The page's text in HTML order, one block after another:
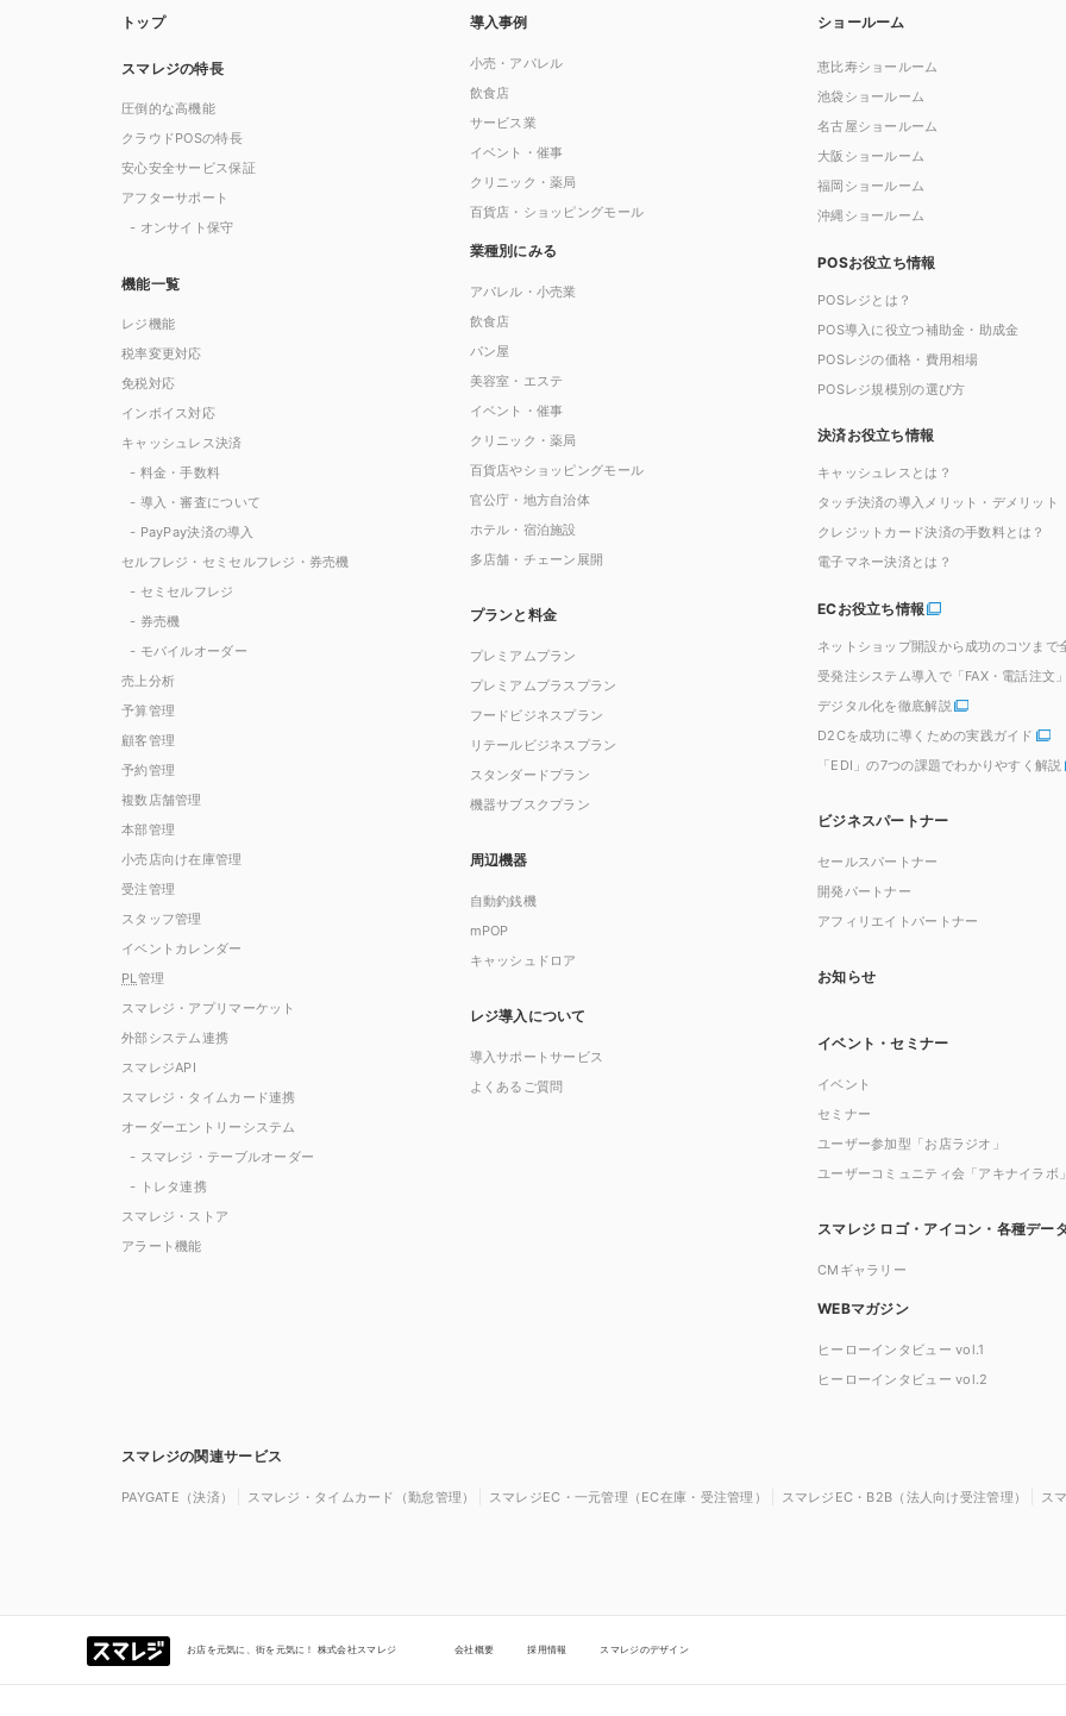
トップ
スマレジの特長
圧倒的な高機能
クラウドPOSの特長
安心安全サービス保証
アフターサポート
- オンサイト保守
機能一覧
レジ機能
税率変更対応
免税対応
インボイス対応
キャッシュレス決済
- 料金・手数料
- 導入・審査について
- PayPay決済の導入
セルフレジ・セミセルフレジ・券売機
- セミセルフレジ
- 券売機
- モバイルオーダー
売上分析
予算管理
顧客管理
予約管理
複数店舗管理
本部管理
小売店向け在庫管理
受注管理
スタッフ管理
イベントカレンダー
PL管理
スマレジ・アプリマーケット
外部システム連携
スマレジAPI
スマレジ・タイムカード連携
オーダーエントリーシステム
- スマレジ・テーブルオーダー
- トレタ連携
スマレジ・ストア
アラート機能
導入事例
小売・アパレル
飲食店
サービス業
イベント・催事
クリニック・薬局
百貨店・ショッピングモール
業種別にみる
アパレル・小売業
飲食店
パン屋
美容室・エステ
イベント・催事
クリニック・薬局
百貨店やショッピングモール
官公庁・地方自治体
ホテル・宿泊施設
多店舗・チェーン展開
プランと料金
プレミアムプラン
プレミアムプラスプラン
フードビジネスプラン
リテールビジネスプラン
スタンダードプラン
機器サブスクプラン
周辺機器
自動釣銭機
mPOP
キャッシュドロア
レジ導入について
導入サポートサービス
よくあるご質問
ショールーム
恵比寿ショールーム
池袋ショールーム
名古屋ショールーム
大阪ショールーム
福岡ショールーム
沖縄ショールーム
POSお役立ち情報
POSレジとは？
POS導入に役立つ補助金・助成金
POSレジの価格・費用相場
POSレジ規模別の選び方
決済お役立ち情報
キャッシュレスとは？
タッチ決済の導入メリット・デメリット
クレジットカード決済の手数料とは？
電子マネー決済とは？
ECお役立ち情報
ネットショップ開設から成功のコツまで
受発注システム導入で「FAX・電話注文
デジタル化を徹底解説
D2Cを成功に導くための実践ガイド
「EDI」の7つの課題でわかりやすく解説
ビジネスパートナー
セールスパートナー
開発パートナー
アフィリエイトパートナー
お知らせ
イベント・セミナー
イベント
セミナー
ユーザー参加型「お店ラジオ」
ユーザーコミュニティ会「アキナイラボ
スマレジ ロゴ・アイコン・各種デー
CMギャラリー
WEBマガジン
ヒーローインタビュー vol.1
ヒーローインタビュー vol.2
スマレジの関連サービス
PAYGATE（決済） スマレジ・タイムカード（勤怠管理） スマレジEC・一元管理（EC在庫・受注管理） スマレジEC・B2B（法人向け受注管理） ス
お店を元気に、街を元気に！ 株式会社スマレジ 会社概要 採用情報 スマレジのデザイン